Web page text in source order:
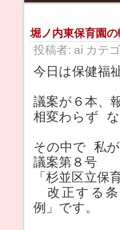
堀ノ内東保育園
投稿者: ai カテ
今日は保健福
議案が６本、
相変わらず
その中で 私
議案第８号
「杉並区立保
改正する条
例」です。